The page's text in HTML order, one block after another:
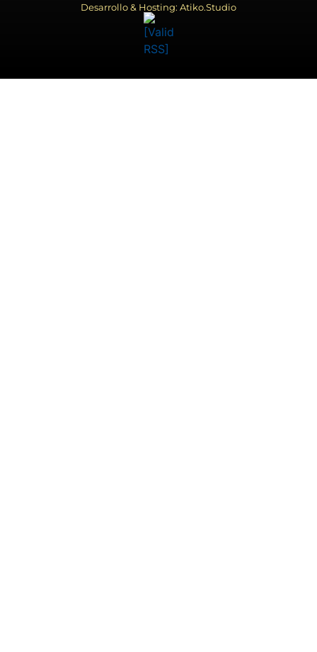
Desarrollo & Hosting: Atiko.Studio